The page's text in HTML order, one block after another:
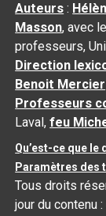
Auteurs :
Masson, avec
professeurs,
Direction
Benoit Mercier
Professeurs
Laval,feu
Qu’est-ce que
Paramètres des
Tous droits
jour du contenu :